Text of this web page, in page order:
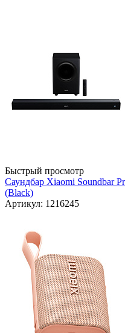
Быстрый просмотр
Саундбар Xiaomi Soundbar
(Black)
Артикул: 1216245